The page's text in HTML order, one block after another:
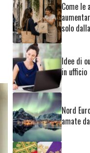
Come le
solo
Idee di
in ufficio
Nord
amate